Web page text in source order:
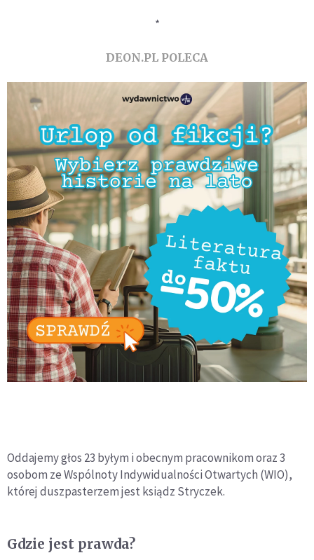
*
DEON.PL POLECA
Oddajemy głos 23 byłym i obecnym pracownikom oraz 3
osobom ze Wspólnoty Indywidualności Otwartych (WIO),
której duszpasterzem jest ksiądz Stryczek.
Gdzie jest prawda?